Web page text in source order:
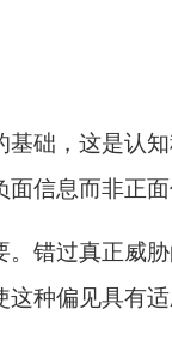
础，这是认
信息而非正
错过真正威
种偏见具有适